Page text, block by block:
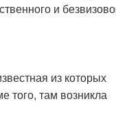
и
из которых
того, там возникла